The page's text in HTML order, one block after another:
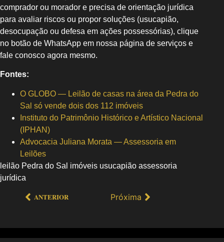
comprador ou morador e precisa de orientação jurídica
para avaliar riscos ou propor soluções (usucapião,
desocupação ou defesa em ações possessórias), clique
no botão de WhatsApp em nossa página de serviços e
fale conosco agora mesmo.
Fontes:
O GLOBO — Leilão de casas na área da Pedra do
Sal só vende dois dos 112 imóveis
Instituto do Patrimônio Histórico e Artístico Nacional
(IPHAN)
Advocacia Juliana Morata — Assessoria em
Leilões
leilão Pedra do Sal imóveis usucapião assessoria
jurídica
ANTERIOR Próxima